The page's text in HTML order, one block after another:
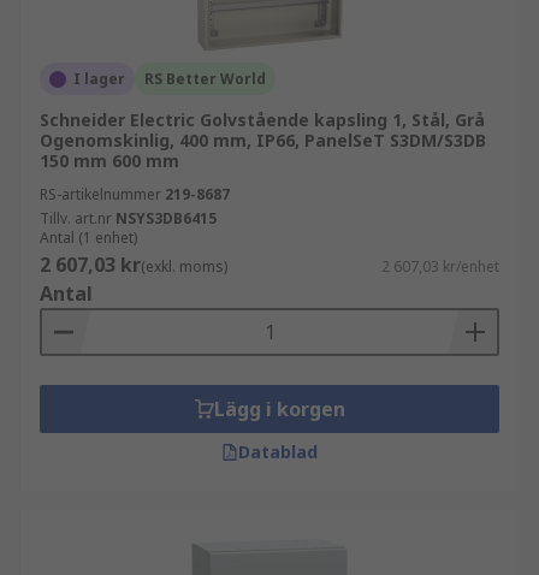
skiljer sig åt är i deras storlek, vilket beror på
dimensionerna av utrustningen de behöver
inhysa. De är också tillverkade av olika material,
kan ses från utsidan. De kan ha antingen en eller
två dörrar.
I lager RS Better World
Schneider Electric Golvstående kapsling 1, Stål, Grå
Ogenomskinlig, 400 mm, IP66, PanelSeT S3DM/S3DB
150 mm 600 mm
RS-artikelnummer 219-8687
Tillv. art.nr NSYS3DB6415
Antal (1 enhet)
2 607,03 kr(exkl. moms) 2 607,03 kr/enhet
Antal
Lägg i korgen
Datablad